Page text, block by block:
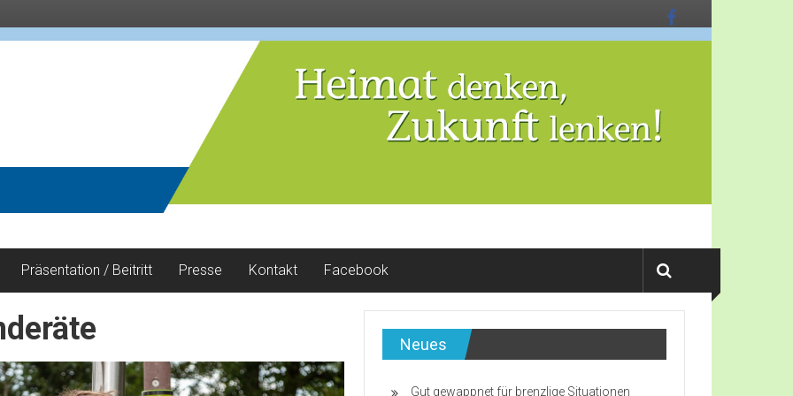
Präsentation / Beitritt Presse Kontakt Facebook
Neues
Gut gewappnet für brenzlige Situationen